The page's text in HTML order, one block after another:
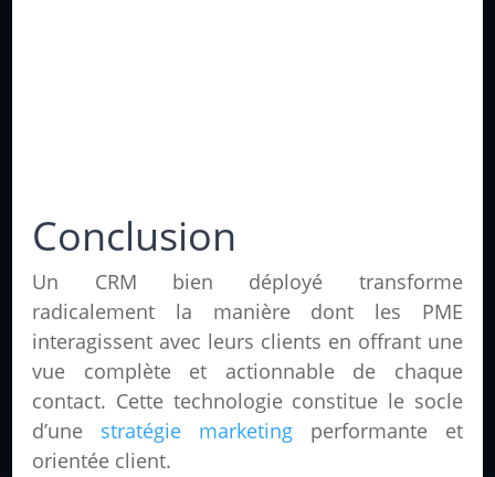
Conclusion
Un CRM bien déployé transforme
radicalement la manière dont les PME
interagissent avec leurs clients en offrant une
vue complète et actionnable de chaque
contact. Cette technologie constitue le socle
d’une stratégie marketing performante et
orientée client.